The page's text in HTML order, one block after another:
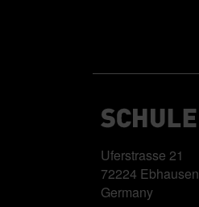
Uferstrasse 21
72224 Ebhausen
Germany